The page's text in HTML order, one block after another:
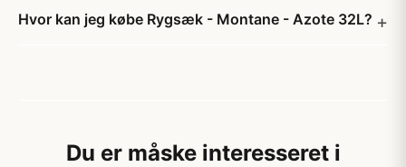
Hvor kan jeg købe Rygsæk - Montane - Azote 32L?
Du er måske interesseret i